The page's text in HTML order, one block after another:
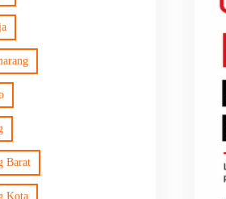
Barat
Kota